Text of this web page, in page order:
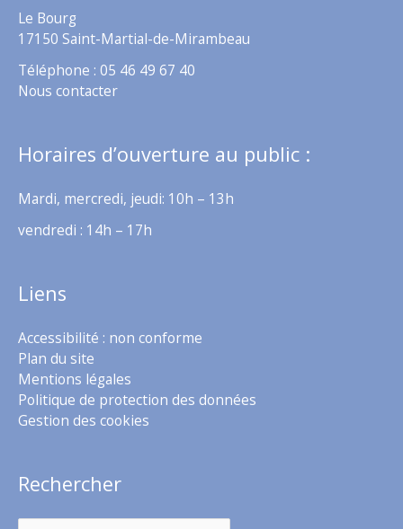
Le Bourg
17150 Saint-Martial-de-Mirambeau
Téléphone : 05 46 49 67 40
Nous contacter
Horaires d’ouverture au public :
Mardi, mercredi, jeudi: 10h – 13h
vendredi : 14h – 17h
Liens
Accessibilité : non conforme
Plan du site
Mentions légales
Politique de protection des données
Gestion des cookies
Rechercher